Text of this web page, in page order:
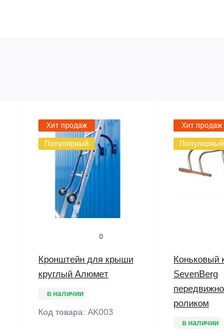
Хит продаж
Популярный
0
Кронштейн для крыши
круглый Алюмет
в наличии
Код товара: AK003
Хит продаж
Популярный
Коньковый
SevenBerg
роликом
в наличии